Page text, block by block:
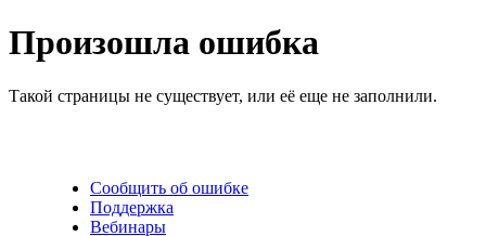
Произошла ошибка
Такой страницы не существует, или её еще не заполнили.
Сообщить об ошибке
Поддержка
Вебинары